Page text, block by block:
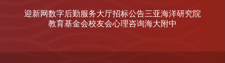
迎新网数字后勤服务大厅招标公告三亚海洋研究院
教育基金会校友会心理咨询海大附中